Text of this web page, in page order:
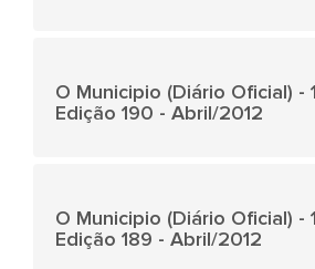
O Municipio (Diário Oficial) -
Edição 190 - Abril/2012
O Municipio (Diário Oficial) -
Edição 189 - Abril/2012